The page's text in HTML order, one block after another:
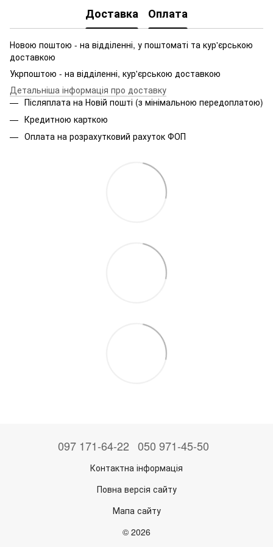
Доставка Оплата
Новою поштою - на відділенні, у поштоматі та кур'єрською
доставкою
Укрпоштою - на відділенні, кур'єрською доставкою
Детальніша інформація про доставку
Післяплата на Новій пошті (з мінімальною передоплатою)
Кредитною карткою
Оплата на розрахутковий рахуток ФОП
097 171-64-22 050 971-45-50
Контактна інформація
Повна версія сайту
Мапа сайту
© 2026